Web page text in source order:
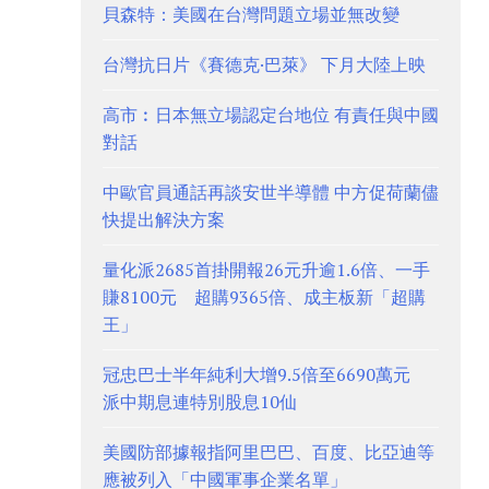
貝森特：美國在台灣問題立場並無改變
台灣抗日片《賽德克·巴萊》 下月大陸上映
高市︰日本無立場認定台地位 有責任與中國
對話
中歐官員通話再談安世半導體 中方促荷蘭儘
快提出解決方案
量化派2685首掛開報26元升逾1.6倍、一手
賺8100元 超購9365倍、成主板新「超購
王」
冠忠巴士半年純利大增9.5倍至6690萬元
派中期息連特別股息10仙
美國防部據報指阿里巴巴、百度、比亞迪等
應被列入「中國軍事企業名單」